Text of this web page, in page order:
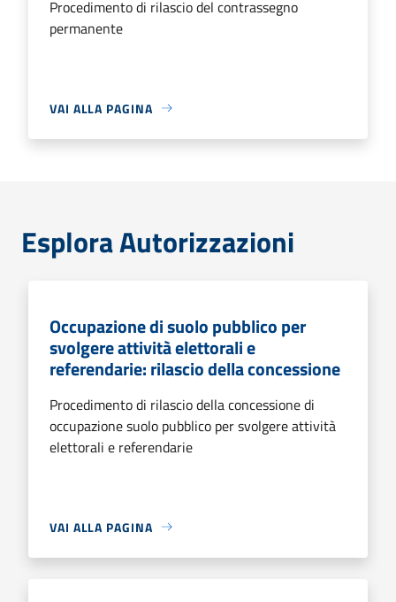
Procedimento di rilascio del contrassegno
permanente
VAI ALLA PAGINA
Esplora Autorizzazioni
Occupazione di suolo pubblico per
svolgere attività elettorali e
referendarie: rilascio della concessione
Procedimento di rilascio della concessione di
occupazione suolo pubblico per svolgere attività
elettorali e referendarie
VAI ALLA PAGINA